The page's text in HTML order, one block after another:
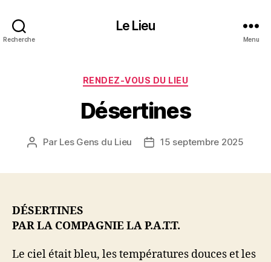
Recherche
Le Lieu
Menu
Catégories
RENDEZ-VOUS DU LIEU
Désertines
Auteur
Par Les Gens du Lieu
Date15 septembre 2025
DÉSERTINES
PAR LA COMPAGNIE LA P.A.T.T.
Le ciel était bleu, les températures douces et les